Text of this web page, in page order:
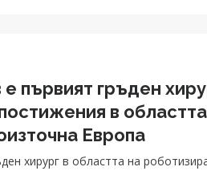
първият гръден
в
Европа
хирург в областта на